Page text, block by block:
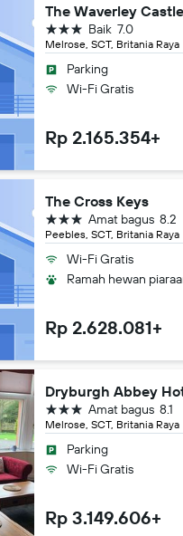
The Waverley
Melrose, SCT, Britania Raya
7.0
Baik
bintang 3
Parking
Wi-Fi Gratis
Rp 2.165.354+
The Cross Keys
Peebles, SCT, Britania Raya
8.2
Amat bagus
bintang 3
Wi-Fi Gratis
Ramah hewan
Rp 2.628.081+
Dryburgh Abbey
Melrose, SCT, Britania Raya
8.1
Amat bagus
bintang 3
Parking
Wi-Fi Gratis
Rp 3.149.606+